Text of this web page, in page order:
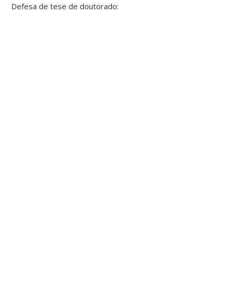
Defesa de tese de doutorado: